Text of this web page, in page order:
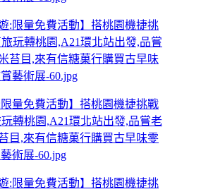
限量免費活動】搭桃園機捷挑戰
轉桃園,A21環北站出發,品嘗老
目,來有信糖菓行購買古早味零
術展-60.jpg